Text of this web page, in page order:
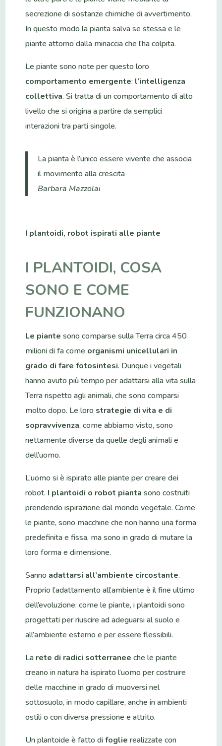
secrezione di sostanze chimiche di avvertimento.
In questo modo la pianta salva se stessa e le
piante attorno dalla minaccia che l’ha colpita.
Le piante sono note per questo loro
comportamento emergente: l’intelligenza
collettiva. Si tratta di un comportamento di alto
livello che si origina a partire da semplici
interazioni tra parti singole.
La pianta è l’unico essere vivente che associa
il movimento alla crescita
Barbara Mazzolai
I plantoidi, robot ispirati alle piante
I PLANTOIDI, COSA
SONO E COME
FUNZIONANO
Le piante sono comparse sulla Terra circa 450
milioni di fa come organismi unicellulari in
grado di fare fotosintesi. Dunque i vegetali
hanno avuto più tempo per adattarsi alla vita sulla
Terra rispetto agli animali, che sono comparsi
molto dopo. Le loro strategie di vita e di
sopravvivenza, come abbiamo visto, sono
nettamente diverse da quelle degli animali e
dell’uomo.
L’uomo si è ispirato alle piante per creare dei
robot. I plantoidi o robot pianta sono costruiti
prendendo ispirazione dal mondo vegetale. Come
le piante, sono macchine che non hanno una forma
predefinita e fissa, ma sono in grado di mutare la
loro forma e dimensione.
Sanno adattarsi all’ambiente circostante.
Proprio l’adattamento all’ambiente è il fine ultimo
dell’evoluzione: come le piante, i plantoidi sono
progettati per riuscire ad adeguarsi al suolo e
all’ambiente esterno e per essere flessibili.
La rete di radici sotterranee che le piante
creano in natura ha ispirato l’uomo per costruire
delle macchine in grado di muoversi nel
sottosuolo, in modo capillare, anche in ambienti
ostili o con diversa pressione e attrito.
Un plantoide è fatto difoglie realizzate con